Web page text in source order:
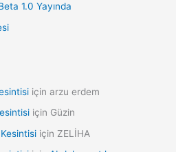
1.0 Yayında
içinarzu erdem
için Güzin
için ZELİHA